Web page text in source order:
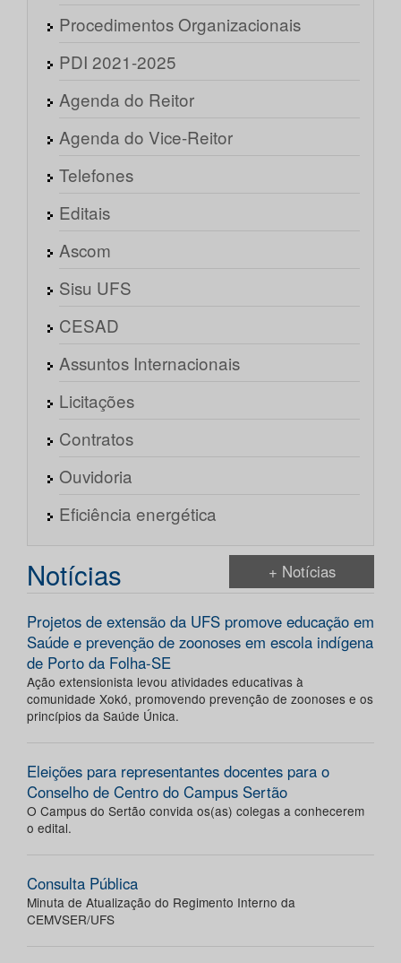
Procedimentos Organizacionais
PDI 2021-2025
Agenda do Reitor
Agenda do Vice-Reitor
Telefones
Editais
Ascom
Sisu UFS
CESAD
Assuntos Internacionais
Licitações
Contratos
Ouvidoria
Eficiência energética
Notícias + Notícias
Projetos de extensão da UFS promove educação em
Saúde e prevenção de zoonoses em escola indígena
de Porto da Folha-SE
Ação extensionista levou atividades educativas à
comunidade Xokó, promovendo prevenção de zoonoses e os
princípios da Saúde Única.
Eleições para representantes docentes para o
Conselho de Centro do Campus Sertão
O Campus do Sertão convida os(as) colegas a conhecerem
o edital.
Consulta Pública
Minuta de Atualização do Regimento Interno da
CEMVSER/UFS